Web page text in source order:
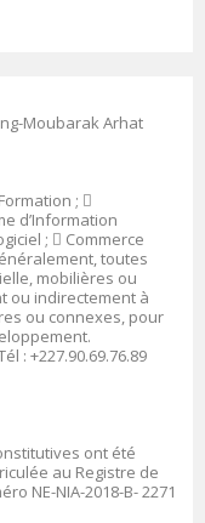
Moubarak Arhat
; 
d’Information
;  Commerce
toutes
mobilières ou
ou indirectement à
ou connexes, pour
: +227.90.69.76.89
ont été
au Registre de
NE-NIA-2018-B- 2271